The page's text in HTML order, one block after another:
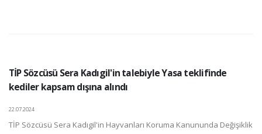
TİP Sözcüsü Sera Kadıgil'in talebiyle Yasa teklifinde
kediler kapsam dışına alındı
22.07.2024
TİP Sözcüsü Sera Kadıgil'in Hayvanları Koruma Kanununda Değişiklik